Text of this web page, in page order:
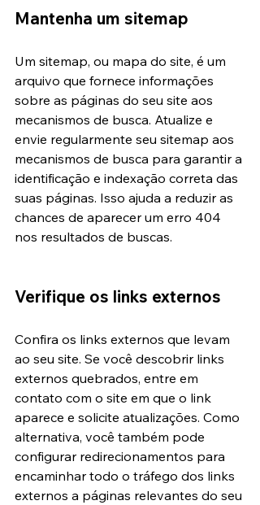
Mantenha um sitemap
Um sitemap, ou mapa do site, é um
arquivo que fornece informações
sobre as páginas do seu site aos
mecanismos de busca. Atualize e
envie regularmente seu sitemap aos
mecanismos de busca para garantir a
identificação e indexação correta das
suas páginas. Isso ajuda a reduzir as
chances de aparecer um erro 404
nos resultados de buscas.
Verifique os links externos
Confira os links externos que levam
ao seu site. Se você descobrir links
externos quebrados, entre em
contato com o site em que o link
aparece e solicite atualizações. Como
alternativa, você também pode
configurar redirecionamentos para
encaminhar todo o tráfego dos links
externos a páginas relevantes do seu